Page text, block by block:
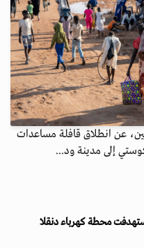
عن انطلاق قافلة مساعدات
إلى مدينة ود...
محطة كهرباء دنقلا